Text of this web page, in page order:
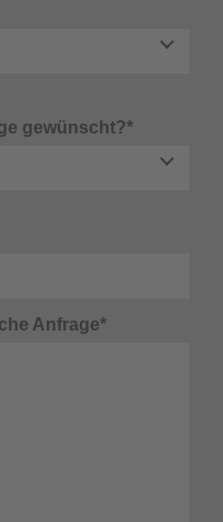
gewünscht?*
Anfrage*